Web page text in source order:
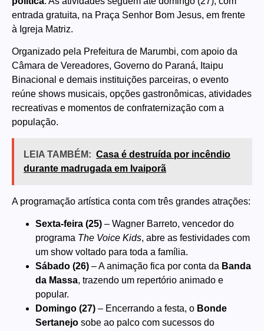
entrada gratuita, na Praça Senhor Bom Jesus, em frente
à Igreja Matriz.
Organizado pela Prefeitura de Marumbi, com apoio da
Câmara de Vereadores, Governo do Paraná, Itaipu
Binacional e demais instituições parceiras, o evento
reúne shows musicais, opções gastronômicas, atividades
recreativas e momentos de confraternização com a
população.
LEIA TAMBÉM: Casa é destruída por incêndio
durante madrugada em Ivaiporã
A programação artística conta com três grandes atrações:
Sexta-feira (25) – Wagner Barreto, vencedor do
programa The Voice Kids, abre as festividades com
um show voltado para toda a família.
Sábado (26) – A animação fica por conta da Banda
da Massa, trazendo um repertório animado e
popular.
Domingo (27) – Encerrando a festa, o Bonde
Sertanejo sobe ao palco com sucessos do